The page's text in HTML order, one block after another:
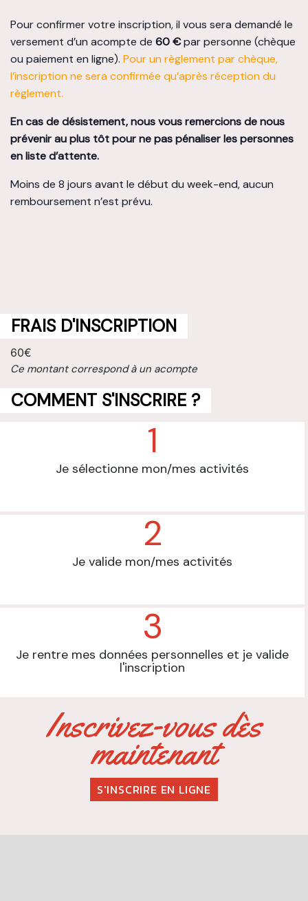
Pour confirmer votre inscription, il vous sera demandé le
versement d’un acompte de 60 €par personne (chèque
ou paiement en ligne). Pour un règlement par chèque,
l’inscription ne sera confirmée qu’après réception du
règlement.
En cas de désistement, nous vous remercions denous
prévenir au plus tôt pour ne pas pénaliser les personnes
en liste d’attente.
Moins de 8 jours avant le début du week-end, aucun
remboursement n’est prévu.
FRAIS D'INSCRIPTION
60€
Ce montant correspond à un acompte
COMMENT S'INSCRIRE ?
1
Je sélectionne mon/mes activités
2
Je valide mon/mes activités
3
Je rentre mes données personnelles et je valide
l'inscription
Inscrivez-vous dès
maintenant
S'INSCRIRE EN LIGNE